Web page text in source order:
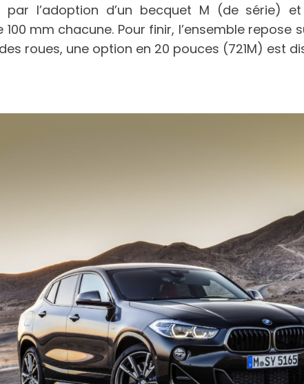
l’adoption d’un becquet M (de série)
mm chacune. Pour finir, l’ensemble
roues, une option en 20 pouces (721M) est